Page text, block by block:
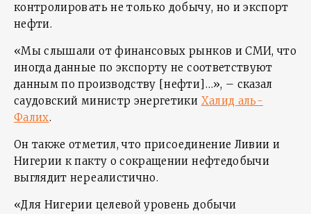
контролировать не только добычу, но и экспорт
нефти.
«Мы слышали от финансовых рынков и СМИ, что
иногда данные по экспорту не соответствуют
данным по производству [нефти]…», – сказал
саудовский министр энергетики Халид аль-
Фалих.
Он также отметил, что присоединение Ливии и
Нигерии к пакту о сокращении нефтедобычи
выглядит нереалистично.
«Для Нигерии целевой уровень добычи